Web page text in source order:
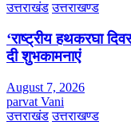
उत्तराखंड उत्तराखण्ड
‘राष्ट्रीय हथकरघा
दी शुभकामनाएं
August 7, 2026
parvat Vani
उत्तराखंड उत्तराखण्ड